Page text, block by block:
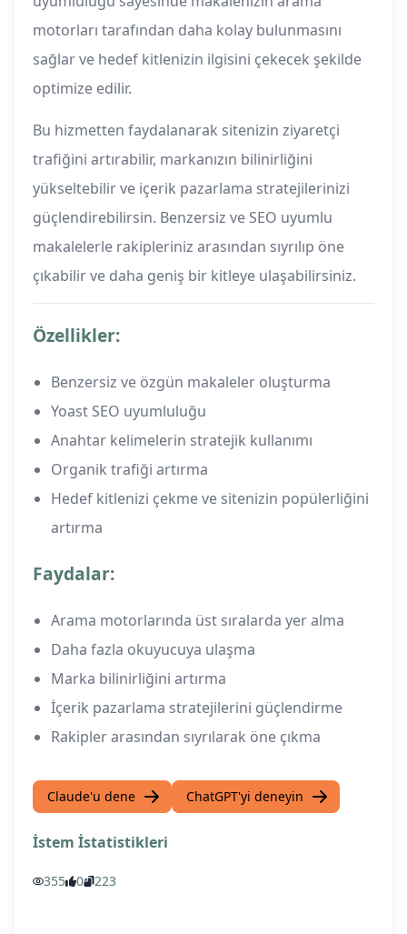
motorları tarafından daha kolay bulunmasını
sağlar ve hedef kitlenizin ilgisini çekecek şekilde
optimize edilir.
Bu hizmetten faydalanarak sitenizin ziyaretçi
trafiğini artırabilir, markanızın bilinirliğini
yükseltebilir ve içerik pazarlama stratejilerinizi
güçlendirebilirsin. Benzersiz ve SEO uyumlu
makalelerle rakipleriniz arasından sıyrılıp öne
çıkabilir ve daha geniş bir kitleye ulaşabilirsiniz.
Özellikler:
Benzersiz ve özgün makaleler oluşturma
Yoast SEO uyumluluğu
Anahtar kelimelerin stratejik kullanımı
Organik trafiği artırma
Hedef kitlenizi çekme ve sitenizin popülerliğini
artırma
Faydalar:
Arama motorlarında üst sıralarda yer alma
Daha fazla okuyucuya ulaşma
Marka bilinirliğini artırma
İçerik pazarlama stratejilerini güçlendirme
Rakipler arasından sıyrılarak öne çıkma
Claude'u dene ChatGPT'yi deneyin
İstem İstatistikleri
355 0 223